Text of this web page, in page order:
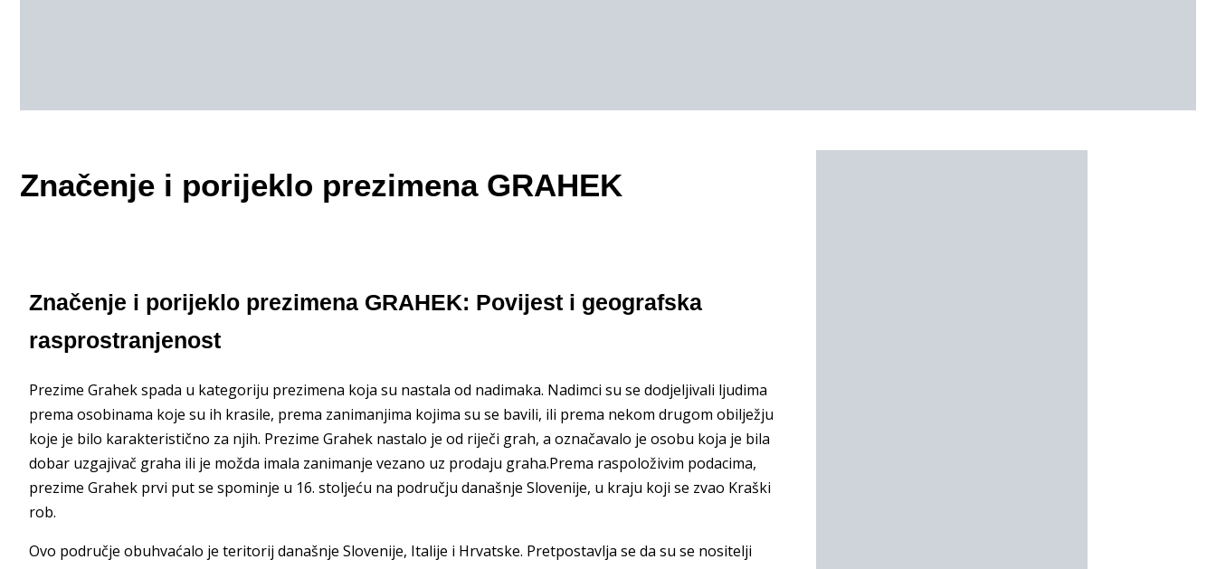
Značenje i porijeklo prezimena GRAHEK
Značenje i porijeklo prezimena GRAHEK: Povijest i geografska
rasprostranjenost
Prezime Grahek spada u kategoriju prezimena koja su nastala od nadimaka. Nadimci su se dodjeljivali ljudima
prema osobinama koje su ih krasile, prema zanimanjima kojima su se bavili, ili prema nekom drugom obilježju
koje je bilo karakteristično za njih. Prezime Grahek nastalo je od riječi grah, a označavalo je osobu koja je bila
dobar uzgajivač graha ili je možda imala zanimanje vezano uz prodaju graha.Prema raspoloživim podacima,
prezime Grahek prvi put se spominje u 16. stoljeću na području današnje Slovenije, u kraju koji se zvao Kraški
rob.
Ovo područje obuhvaćalo je teritorij današnje Slovenije, Italije i Hrvatske. Pretpostavlja se da su se nositelji